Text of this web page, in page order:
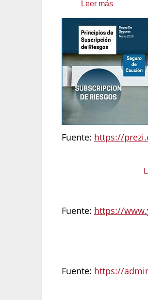
Leer más
Fuente: https://
Fuente: https://
Fuente: https://